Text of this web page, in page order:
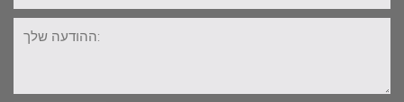
ההודעה
שלך: